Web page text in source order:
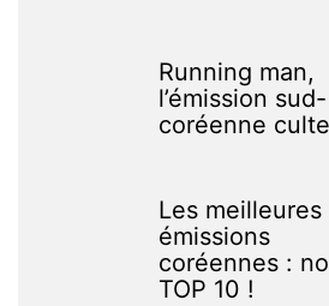
Running man,
l’émission sud-
coréenne culte
Les meilleures
émissions
coréennes :
TOP 10 !